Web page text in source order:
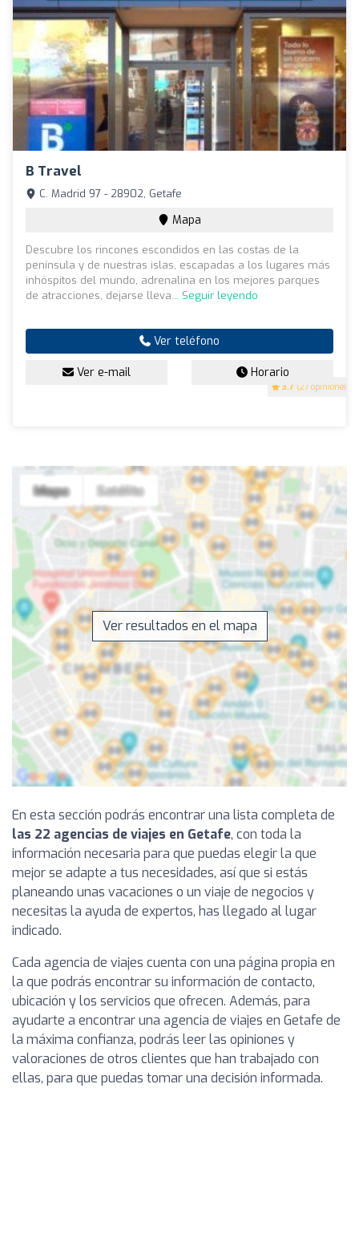
B Travel
3.7 (27 opiniones)
C. Madrid 97 - 28902, Getafe
Mapa
Descubre los rincones escondidos en las costas de la
península y de nuestras islas, escapadas a los lugares más
inhóspitos del mundo, adrenalina en los mejores parques
de atracciones, dejarse lleva... Seguir leyendo
Ver teléfono
Ver e-mail Horario
Ver resultados en el mapa
En esta sección podrás encontrar una lista completa de
las 22 agencias de viajes en Getafe, con toda la
información necesaria para que puedas elegir la que
mejor se adapte a tus necesidades, así que si estás
planeando unas vacaciones o un viaje de negocios y
necesitas la ayuda de expertos, has llegado al lugar
indicado.
Cada agencia de viajes cuenta con una página propia en
la que podrás encontrar su información de contacto,
ubicación y los servicios que ofrecen. Además, para
ayudarte a encontrar una agencia de viajes en Getafe de
la máxima confianza, podrás leer las opiniones y
valoraciones de otros clientes que han trabajado con
ellas, para que puedas tomar una decisión informada.